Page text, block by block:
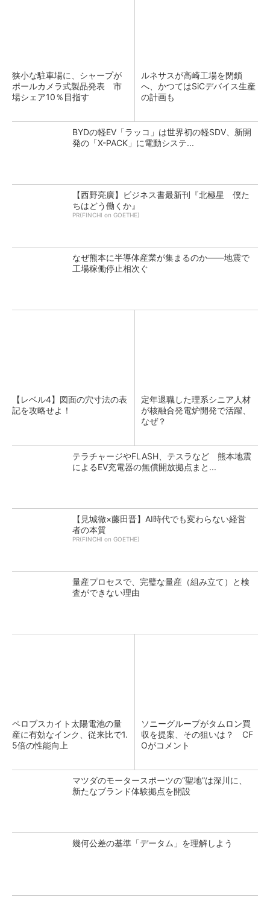
狭小な駐車場に、シャープが
ポールカメラ式製品発表 市
場シェア10％目指す
ルネサスが高崎工場を閉鎖
へ、かつてはSiCデバイス生産
の計画も
BYDの軽EV「ラッコ」は世界初の軽SDV、新開
発の「X-PACK」に電動システ...
【西野亮廣】ビジネス書最新刊『北極星 僕た
ちはどう働くか』
PR(FINCHI on GOETHE)
なぜ熊本に半導体産業が集まるのか――地震で
工場稼働停止相次ぐ
【レベル4】図面の穴寸法の表
記を攻略せよ！
定年退職した理系シニア人材
が核融合発電炉開発で活躍、
なぜ？
テラチャージやFLASH、テスラなど 熊本地震
によるEV充電器の無償開放拠点まと...
【見城徹×藤田晋】AI時代でも変わらない経営
者の本質
PR(FINCHI on GOETHE)
量産プロセスで、完璧な量産（組み立て）と検
査ができない理由
ペロブスカイト太陽電池の量
産に有効なインク、従来比で1.
5倍の性能向上
ソニーグループがタムロン買
収を提案、その狙いは？ CF
Oがコメント
マツダのモータースポーツの“聖地”は深川に、
新たなブランド体験拠点を開設
幾何公差の基準「データム」を理解しよう